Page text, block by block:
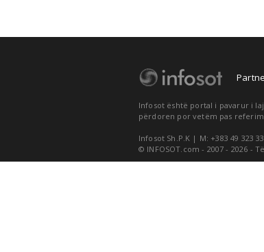
Infosot është portal i pavarur i
përdoren por vetëm pas
Infosot Sh.P.K | M: +383 49 323
© INFOSOT.com - 2007 - 2026 -